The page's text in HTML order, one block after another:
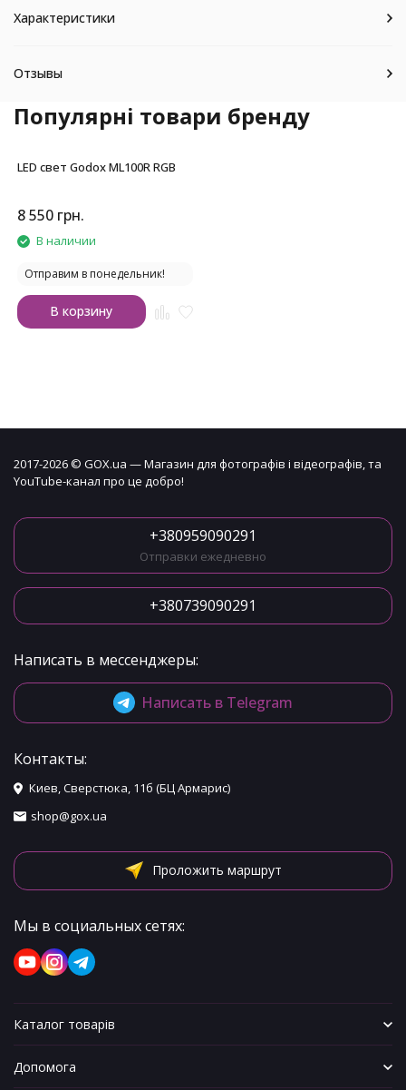
Характеристики
Отзывы
Популярні товари бренду
LED свет Godox ML100R RGB
8 550 грн.
В наличии
Отправим в понедельник!
В корзину
2017-2026 © GOX.ua — Магазин для фотографів і відеографів, та
YouTube-канал про це добро!
+380959090291
Отправки ежедневно
+380739090291
Написать в мессенджеры:
Написать в Telegram
Контакты:
Киев, Сверстюка, 11б (БЦ Армарис)
shop@gox.ua
Проложить маршрут
Мы в социальных сетях:
Каталог товарів
Допомога